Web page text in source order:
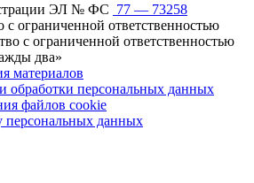
ЭЛ № ФС 77 — 73258
ограниченной ответственностью
с ограниченной ответственностью
два»
материалов
обработки персональных данных
файлов cookie
персональных данных